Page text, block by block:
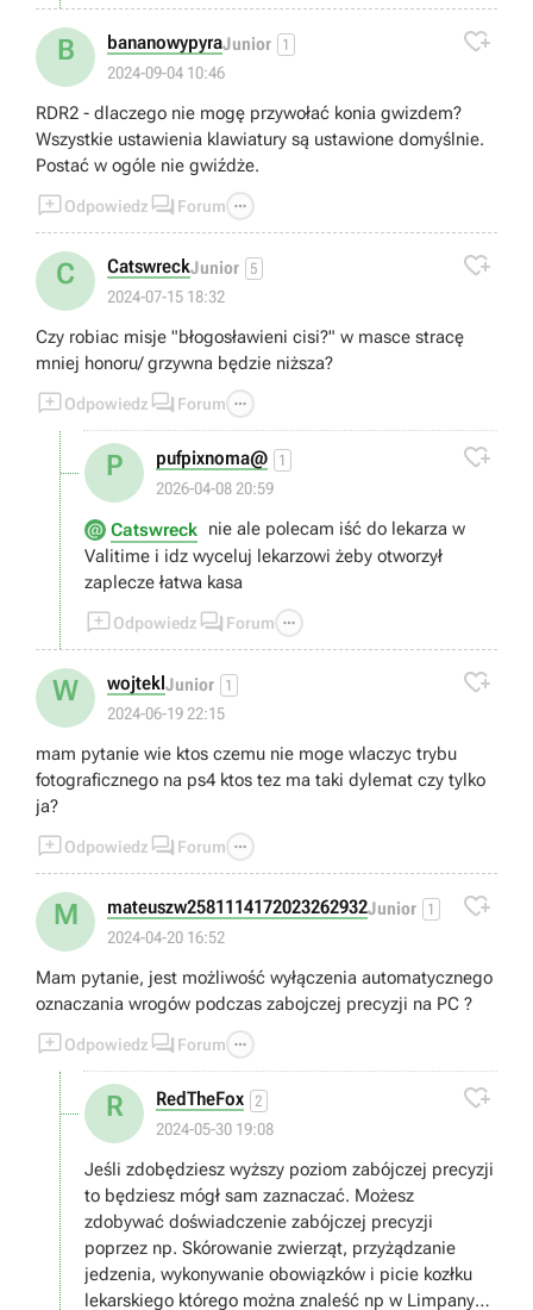
B bananowypyraJunior 1
2024-09-04 10:46

RDR2 - dlaczego nie mogę przywołać konia gwizdem?
Wszystkie ustawienia klawiatury są ustawione domyślnie.
Postać w ogóle nie gwiźdże.
Odpowiedz  Forum 
C CatswreckJunior 5
2024-07-15 18:32

Czy robiac misje "błogosławieni cisi?" w masce stracę
mniej honoru/ grzywna będzie niższa?
Odpowiedz  Forum 
P pufpixnoma@ 1
2026-04-08 20:59

Catswreck nie ale polecam iść do lekarza w
Valitime i idz wyceluj lekarzowi żeby otworzył
zaplecze łatwa kasa
Odpowiedz  Forum 
W wojteklJunior 1
2024-06-19 22:15

mam pytanie wie ktos czemu nie moge wlaczyc trybu
fotograficznego na ps4 ktos tez ma taki dylemat czy tylko
ja?
Odpowiedz  Forum 
M mateuszw2581114172023262932Junior 1
2024-04-20 16:52

Mam pytanie, jest możliwość wyłączenia automatycznego
oznaczania wrogów podczas zabojczej precyzji na PC ?
Odpowiedz  Forum 
R RedTheFox 2
2024-05-30 19:08

Jeśli zdobędziesz wyższy poziom zabójczej precyzji
to będziesz mógł sam zaznaczać. Możesz
zdobywać doświadczenie zabójczej precyzji
poprzez np. Skórowanie zwierząt, przyżądzanie
jedzenia, wykonywanie obowiązków i picie kozłku
lekarskiego którego można znaleść np w Limpany